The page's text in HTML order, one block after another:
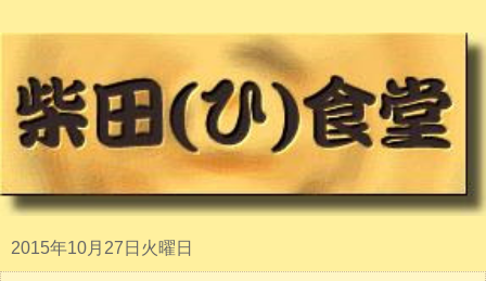
2015年10月27日火曜日